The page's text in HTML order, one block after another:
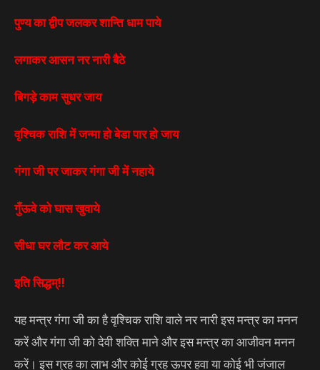
पुण्य का द्वीप जलकर शान्ति धाम पाये
लगाकर आसन नर नारी बैठे
बिगड़े काम सुधर जाय
वृश्चिक राशि में जन्मा हो बेडा पार हो जाय
गंगा जी पर जाकर गंगा जी में नहाये
गुँऊवे को घास खुवाये
सीधा घर लौट कर आये
इति सिद्धम्!!
यह मन्त्र गंगा जी का है वृश्चिक राशि वाले नर नारी इस मन्त्र का मनन
करें और गंगा जी को देवी शक्ति माने और इस मन्त्र का आजीवन मनन
करें। इस ग्रह का लाभ और कोई ग्रह ऊपर हवा या कोई भी जंजाल